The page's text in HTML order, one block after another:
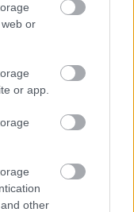
or
or app.
other
rend, így néz ki
egy férfi
imádatát